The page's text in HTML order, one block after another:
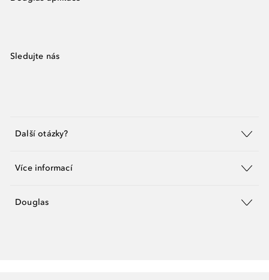
Sledujte nás
Další otázky?
Více informací
Douglas